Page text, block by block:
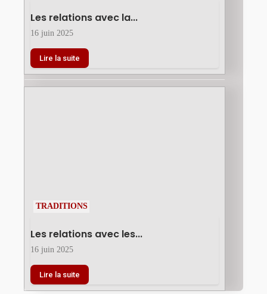
Les relations avec la...
16 juin 2025
Lire la suite
TRADITIONS
Les relations avec les...
16 juin 2025
Lire la suite